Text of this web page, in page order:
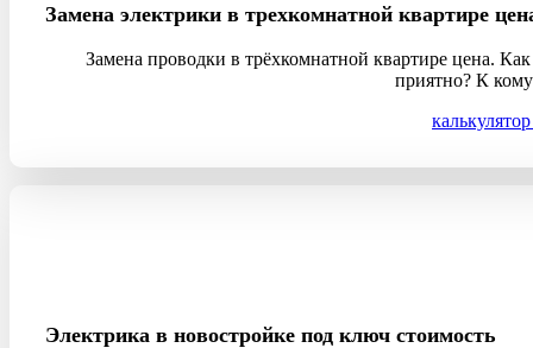
Замена электрики в трехкомнатной квартире
Замена проводки в трёхкомнатной квартире цена.
приятно? К
Электрика в новостройке под ключ стоимость